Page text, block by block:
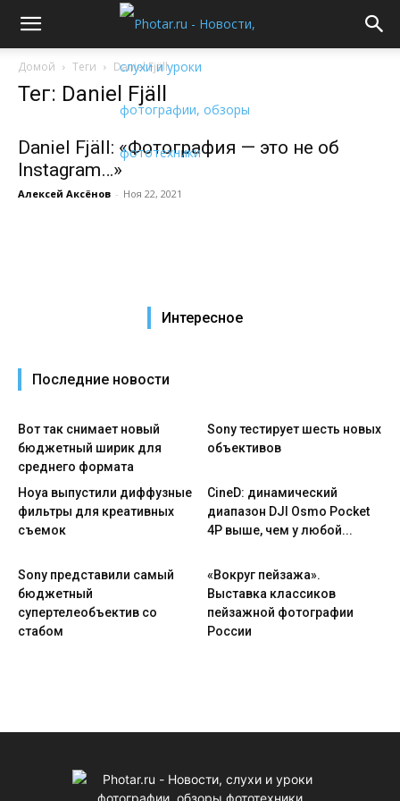
Домой Теги Daniel Fjäll
Тег: Daniel Fjäll
Daniel Fjäll: «Фотография — это не об
Instagram…»
Алексей Аксёнов - Ноя 22, 2021
Интересное
Последние новости
Вот так снимает новый
бюджетный ширик для
среднего формата
Sony тестирует шесть новых
объективов
Hoya выпустили диффузные
фильтры для креативных
съемок
CineD: динамический
диапазон DJI Osmo Pocket
4P выше, чем у любой...
Sony представили самый
бюджетный
супертелеобъектив со
стабом
«Вокруг пейзажа».
Выставка классиков
пейзажной фотографии
России